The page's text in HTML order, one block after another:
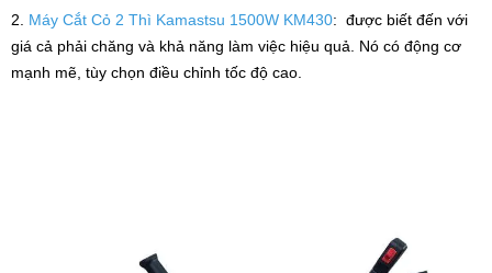
2. Máy Cắt Cỏ 2 Thì Kamastsu 1500W KM430: được biết đến với
giá cả phải chăng và khả năng làm việc hiệu quả. Nó có động cơ
mạnh mẽ, tùy chọn điều chỉnh tốc độ cao.